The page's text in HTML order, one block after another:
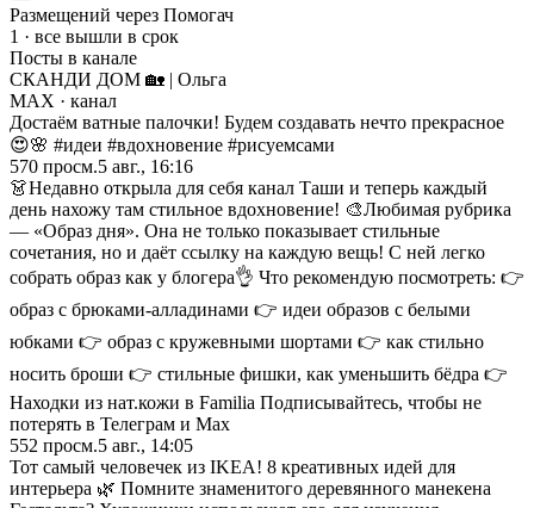
Размещений через Помогач
1 · все вышли в срок
Посты в канале
СКАНДИ ДОМ 🏡 | Ольга
MAX · канал
Достаём ватные палочки! Будем создавать нечто прекрасное
😍🌸 #идеи #вдохновение #рисуемсами
570 просм.5 авг., 16:16
👗Недавно открыла для себя канал Таши и теперь каждый
день нахожу там стильное вдохновение! 🎨Любимая рубрика
— «Образ дня». Она не только показывает стильные
сочетания, но и даёт ссылку на каждую вещь! С ней легко
собрать образ как у блогера👌 Что рекомендую посмотреть: 👉
образ с брюками-алладинами 👉 идеи образов с белыми
юбками 👉 образ с кружевными шортами 👉 как стильно
носить броши 👉 стильные фишки, как уменьшить бёдра 👉
Находки из нат.кожи в Familia Подписывайтесь, чтобы не
потерять в Телеграм и Мах
552 просм.5 авг., 14:05
Тот самый человечек из IKEA! 8 креативных идей для
интерьера 🌿 Помните знаменитого деревянного манекена